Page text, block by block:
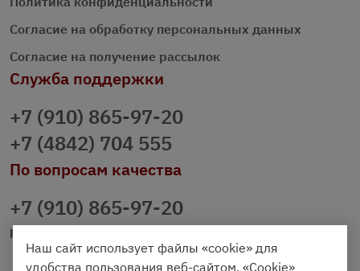
Согласие на обработку персональных данных
Согласие на получение рассылок
Служба поддержки
+7 (910) 865-97-20
+7 (4842) 704 555
По вопросам качества
+7 (910) 865-97-20
prazdnichniy40@palmi.ru
Наш сайт использует файлы «cookie» для
удобства пользования веб-сайтом. «Cookie»